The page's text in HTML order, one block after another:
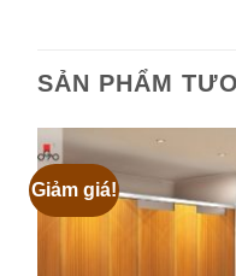
SẢN PHẨM
Giảm giá!